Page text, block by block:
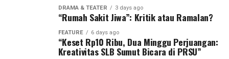
DRAMA & TEATER 3 days ago
“Rumah Sakit Jiwa”: Kritik atau Ramalan?
FEATURE 6 days ago
“Keset Rp10 Ribu, Dua Minggu Perjuangan:
Kreativitas SLB Sumut Bicara di PRSU”